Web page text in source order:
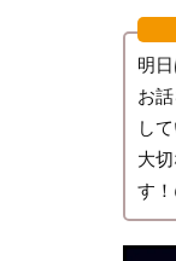
明
お
し
大
す